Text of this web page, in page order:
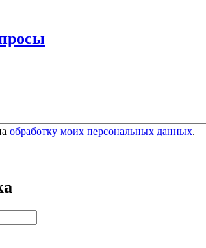
обработку моих персональных данных.